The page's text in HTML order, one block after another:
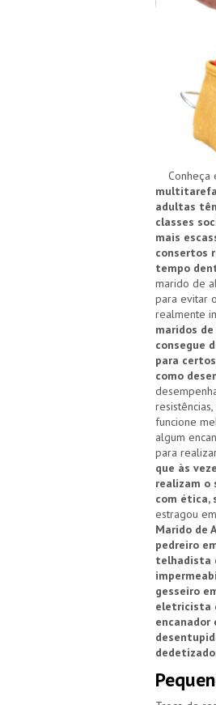
Conheça
adultas
classes
mais
consertos
tempo
marido de
para evitar
realmente
maridos
consegue
para
como
funcione
algum
para
que às
realizam o
com ética,
estragou
Marido de
pedreiro
telhadista
gesseiro
eletricista
encanador